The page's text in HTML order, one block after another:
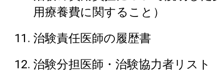
用療養費に関すること）
治験責任医師の履歴書
治験分担医師・治験協力者リスト